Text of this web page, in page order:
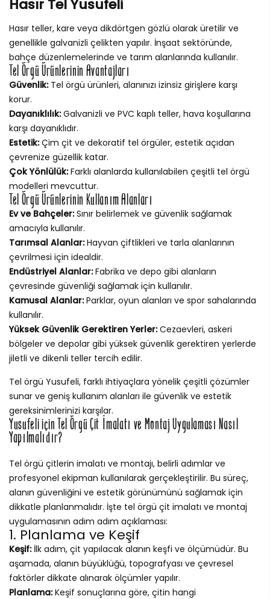
Hasır Tel Yusufeli
Hasır teller, kare veya dikdörtgen gözlü olarak üretilir ve
genellikle galvanizli çelikten yapılır. İnşaat sektöründe,
bahçe düzenlemelerinde ve tarım alanlarında kullanılır.
Tel Örgü Ürünlerinin Avantajları
Güvenlik:Tel örgü ürünleri, alanınızı izinsiz girişlere karşı
korur.
Dayanıklılık:Galvanizli ve PVC kaplı teller, hava koşullarına
karşı dayanıklıdır.
Estetik:Çim çit ve dekoratif tel örgüler, estetik açıdan
çevrenize güzellik katar.
Çok Yönlülük:Farklı alanlarda kullanılabilen çeşitli tel örgü
modelleri mevcuttur.
Tel Örgü Ürünlerinin Kullanım Alanları
Ev ve Bahçeler:Sınır belirlemek ve güvenlik sağlamak
amacıyla kullanılır.
Tarımsal Alanlar:Hayvan çiftlikleri ve tarla alanlarının
çevrilmesi için idealdir.
Endüstriyel Alanlar:Fabrika ve depo gibi alanların
çevresinde güvenliği sağlamak için kullanılır.
Kamusal Alanlar:Parklar, oyun alanları ve spor sahalarında
kullanılır.
Yüksek Güvenlik Gerektiren Yerler:Cezaevleri, askeri
bölgeler ve depolar gibi yüksek güvenlik gerektiren yerlerde
jiletli ve dikenli teller tercih edilir.
Tel örgü Yusufeli, farklı ihtiyaçlara yönelik çeşitli çözümler
sunar ve geniş kullanım alanları ile güvenlik ve estetik
gereksinimlerinizi karşılar.
Yusufeli için Tel Örgü Çit İmalatı ve Montaj Uygulaması Nasıl
Yapılmalıdır?
Tel örgü çitlerin imalatı ve montajı, belirli adımlar ve
profesyonel ekipman kullanılarak gerçekleştirilir. Bu süreç,
alanın güvenliğini ve estetik görünümünü sağlamak için
dikkatle planlanmalıdır. İşte tel örgü çit imalatı ve montaj
uygulamasının adım adım açıklaması:
1. Planlama ve Keşif
Keşif:İlk adım, çit yapılacak alanın keşfi ve ölçümüdür. Bu
aşamada, alanın büyüklüğü, topografyası ve çevresel
faktörler dikkate alınarak ölçümler yapılır.
Planlama:Keşif sonuçlarına göre, çitin hangi